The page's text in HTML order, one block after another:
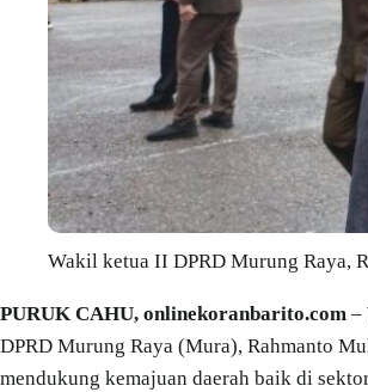
Wakil ketua II DPRD Murung Raya,
PURUK CAHU, onlinekoranbarito.com –
DPRD Murung Raya (Mura), Rahmanto
mendukung kemajuan daerah baik di